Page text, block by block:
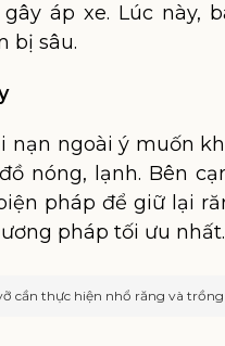
áp xe. Lúc này,
bị sâu.
nạn ngoài ý muốn
nóng, lạnh. Bên
pháp để giữ lại
pháp tối ưu nhất.
cần thực hiện nhổ răng và